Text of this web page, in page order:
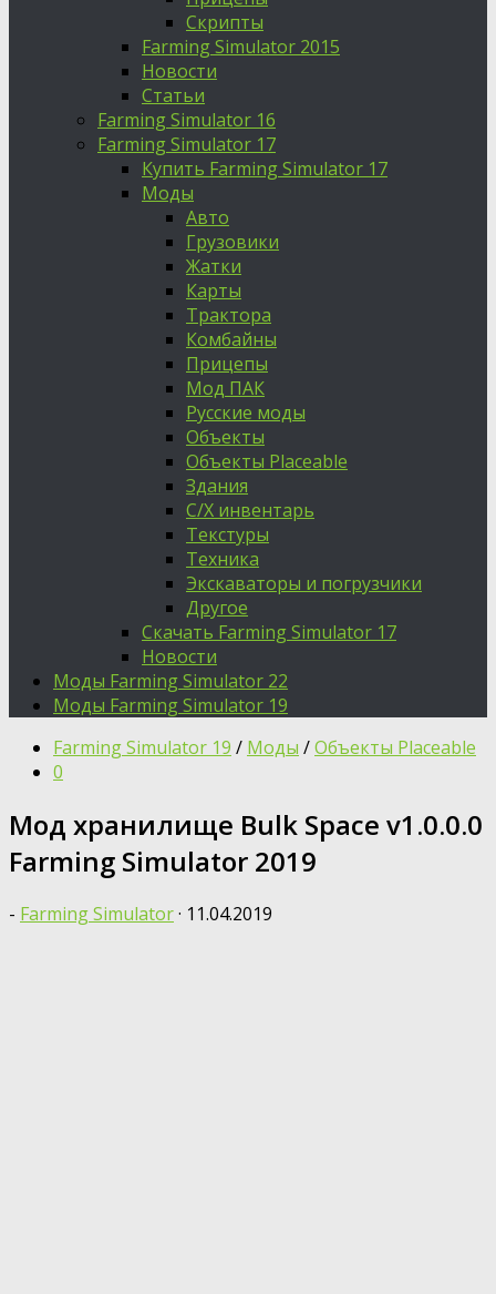
Скрипты
Farming Simulator 2015
Новости
Статьи
Farming Simulator 16
Farming Simulator 17
Купить Farming Simulator 17
Моды
Авто
Грузовики
Жатки
Карты
Трактора
Комбайны
Прицепы
Мод ПАК
Русские моды
Объекты
Объекты Placeable
Здания
С/Х инвентарь
Текстуры
Техника
Экскаваторы и погрузчики
Другое
Скачать Farming Simulator 17
Новости
Моды Farming Simulator 22
Моды Farming Simulator 19
Farming Simulator 19 / Моды /Объекты Placeable
0
Мод хранилище Bulk Space v1.0.0.0
Farming Simulator 2019
- Farming Simulator· 11.04.2019